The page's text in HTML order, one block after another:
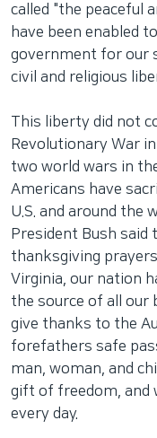
called "the peaceful
have been enabled
government for our
civil and religious
This liberty did not
Revolutionary War
two world wars in
Americans have
U.S. and around the
President Bush
thanksgiving
Virginia, our nation
the source of all our
give thanks to the
forefathers safe
man, woman, and
gift of freedom, and
every day.